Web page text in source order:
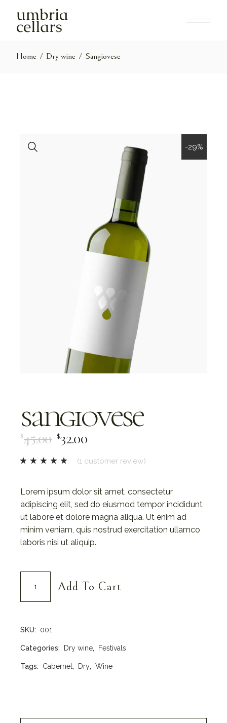
content
Home Dry wine Sangiovese
-29%
sangiovese
$45.00 $32.00
(1 customer review)
Lorem ipsum dolor sit amet, consectetur
adipiscing elit, sed do eiusmod tempor incididunt
ut labore et dolore magna aliqua. Ut enim ad
minim veniam, quis nostrud exercitation ullamco
laboris nisi ut aliquip.
Sangiovese quantity
Add To Cart
SKU: 001
Categories: Dry wine, Festivals
Tags: Cabernet, Dry, Wine